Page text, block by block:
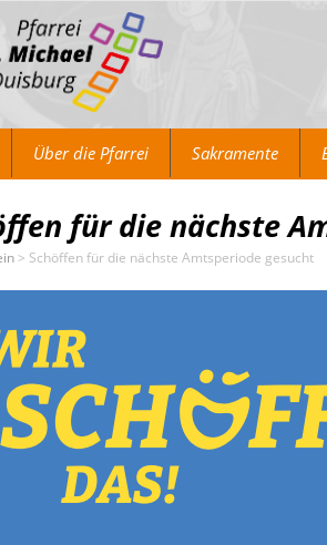
Über die Pfarrei Sakramente
für die nächste
> Schöffen für die nächste Amtsperiode gesucht